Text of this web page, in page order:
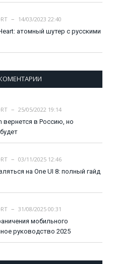
14/03/2023 22:40
атомный шутер с русскими
25/05/2022 19:14
вернется в Россию, но
03/11/2025 12:46
на One UI 8: полный гайд
31/08/2025 00:31
мобильного
руководство 2025